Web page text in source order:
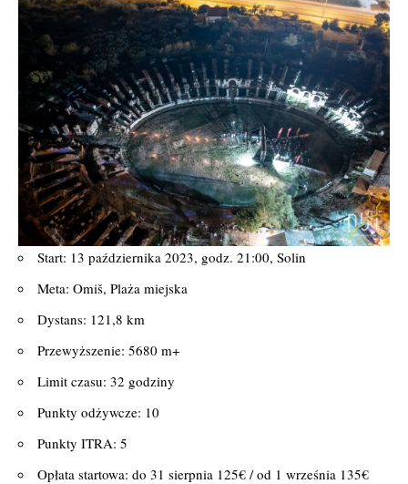
Start: 13 października 2023, godz. 21:00, Solin
Meta: Omiš, Plaża miejska
Dystans: 121,8 km
Przewyższenie: 5680 m+
Limit czasu: 32 godziny
Punkty odżywcze: 10
Punkty ITRA: 5
Opłata startowa: do 31 sierpnia 125€ / od 1 września 135€